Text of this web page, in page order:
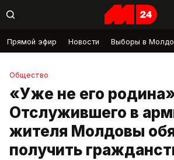
Прямой эфир Новости Выборы в
Общество
«Уже не его
Отслужившего в
жителя Молдовы
получить